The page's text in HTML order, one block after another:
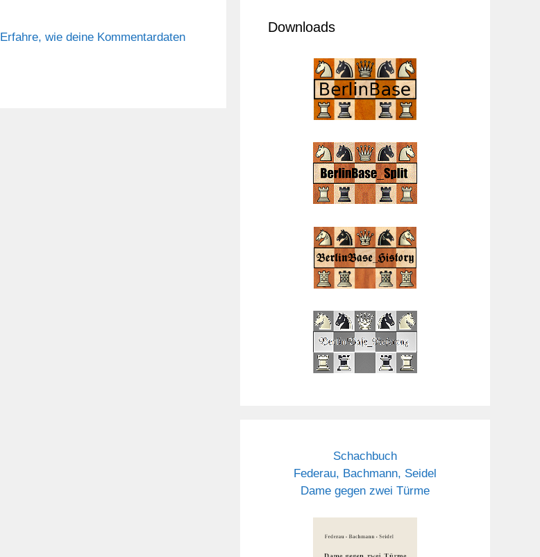
Erfahre, wie deine Kommentardaten
Downloads
Schachbuch
Federau, Bachmann, Seidel
Dame gegen zwei Türme